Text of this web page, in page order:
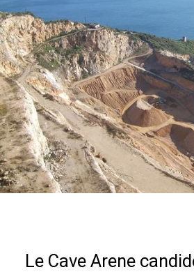
Le Cave Arene